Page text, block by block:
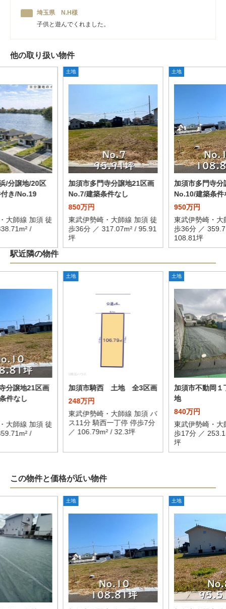
埼玉県 N.H様
子供と遊んでくれました。
他の取り扱い物件
/分譲地/20区
き/No.19
大師線 加須 徒
/
土地
加須市多門寺分譲地21区画
No.7/建築条件なし
850万円
東武伊勢崎・大師線 加須 徒
歩36分 ／ 317.07m² / 95.91
坪
土地
加須市多門寺分
No.10/建築条件
950万円
東武伊勢崎・大
歩36分 ／
108.81坪
駅近隣の物件
分譲地21区画
件なし
大師線 加須 徒
/
土地
加須市騎西 土地 全3区画
248万円
東武伊勢崎・大師線 加須 バ
ス11分 騎西一丁停 停歩7分
／ 106.79m² / 32.3坪
土地
加須市不動岡１
地
840万円
東武伊勢崎・大
歩17分 ／
坪
この物件と価格が近い物件
土地 土地